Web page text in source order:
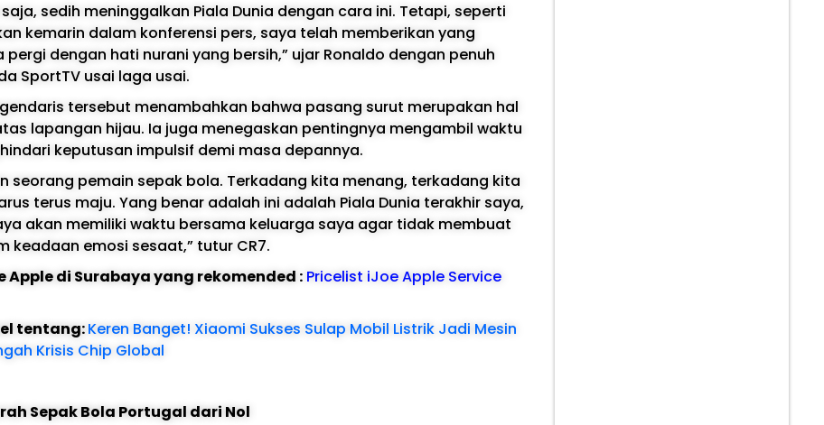
sedih meninggalkan Piala Dunia dengan cara ini. Tetapi, seperti
kemarin dalam konferensi pers, saya telah memberikan yang
dengan hati nurani yang bersih,” ujar Ronaldo dengan penuh
SportTV usai laga usai.
tersebut menambahkan bahwa pasang surut merupakan hal
lapangan hijau. Ia juga menegaskan pentingnya mengambil waktu
keputusan impulsif demi masa depannya.
seorang pemain sepak bola. Terkadang kita menang, terkadang kita
terus maju. Yang benar adalah ini adalah Piala Dunia terakhir saya,
akan memiliki waktu bersama keluarga saya agar tidak membuat
keadaan emosi sesaat,” tutur CR7.
Apple di Surabaya yang rekomended : Pricelist iJoe Apple Service
tentang:Keren Banget! Xiaomi Sukses Sulap Mobil Listrik Jadi Mesin
Krisis Chip Global
Sepak Bola Portugal dari Nol